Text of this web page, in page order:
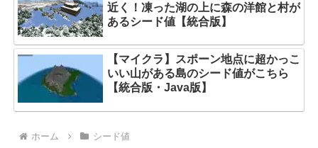
近く！凍った湖の上に森の洋館と村が
あるシード値【統合版】
【マイクラ】スポーン地点に超かっこ
いい山がある島のシード値がこちら
【統合版・Java版】
ホーム シード値